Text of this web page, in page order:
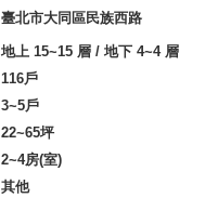
臺北市大同區民族西路
地上 15~15 層 / 地下 4~4 層
116戶
3~5戶
22~65坪
2~4房(室)
其他